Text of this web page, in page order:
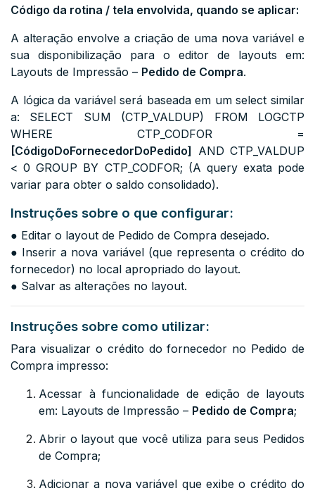
Código da rotina / tela envolvida, quando se aplicar:
A alteração envolve a criação de uma nova variável e
sua disponibilização para o editor de layouts em:
Layouts de Impressão – Pedido de Compra.
A lógica da variável será baseada em um select similar
a: SELECT SUM (CTP_VALDUP) FROM LOGCTP
WHERE CTP_CODFOR =
[CódigoDoFornecedorDoPedido] AND CTP_VALDUP
< 0 GROUP BY CTP_CODFOR; (A query exata pode
variar para obter o saldo consolidado).
Instruções sobre o que configurar:
● Editar o layout de Pedido de Compra desejado.
● Inserir a nova variável (que representa o crédito do
fornecedor) no local apropriado do layout.
● Salvar as alterações no layout.
Instruções sobre como utilizar:
Para visualizar o crédito do fornecedor no Pedido de
Compra impresso:
Acessar à funcionalidade de edição de layouts
em: Layouts de Impressão – Pedido de Compra;
Abrir o layout que você utiliza para seus Pedidos
de Compra;
Adicionar a nova variável que exibe o crédito do